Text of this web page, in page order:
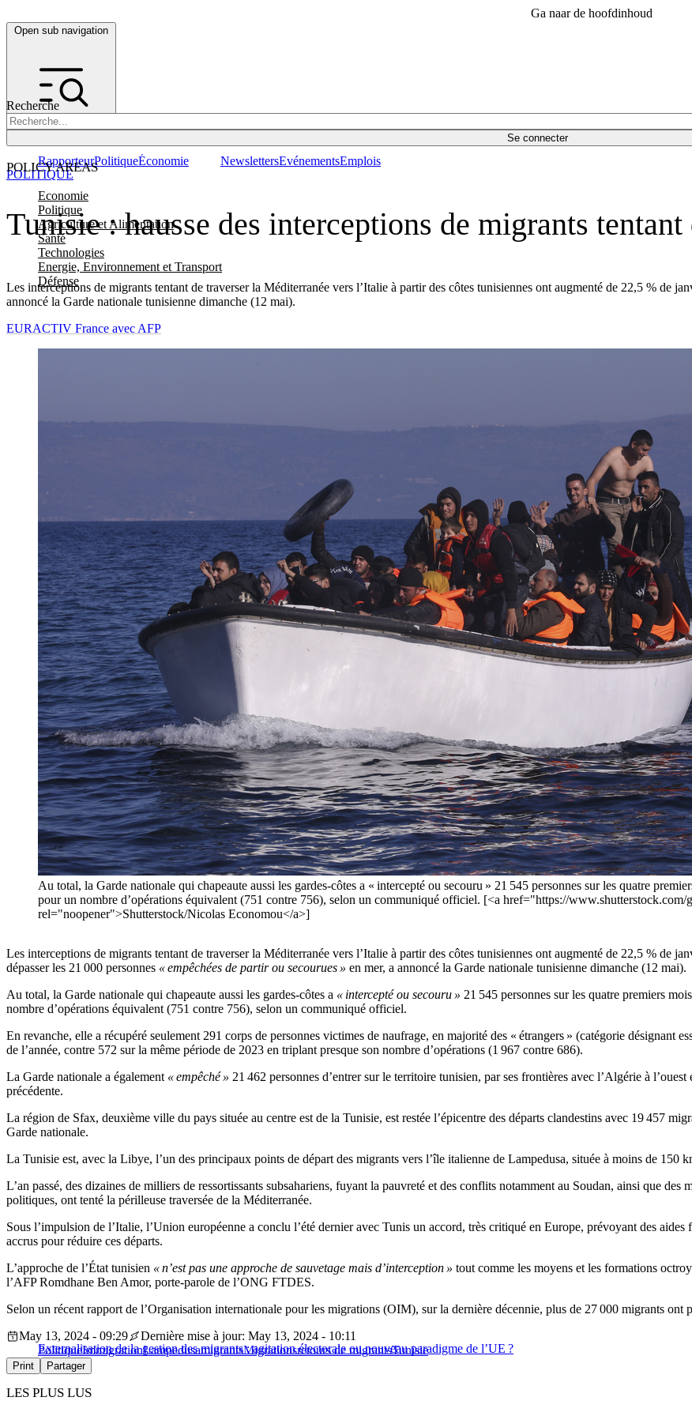
Ga naar de hoofdinhoud
Open sub navigation
Recherche
Se connecter
POLICY AREAS
Economie
Politique
Agriculture et Alimentation
Santé
Technologies
Energie, Environnement et Transport
Défense
RapporteurPolitiqueÉconomie NewslettersEvénementsEmplois
Tunisie : hausse des interceptions de migrants
Les interceptions de migrants tentant de traverser la Méditerranée vers l’Italie à partir des côtes tunisiennes ont augmenté de 22,5 % de
annoncé la Garde nationale tunisienne dimanche (12 mai).
POLITIQUE
EURACTIV France avec AFP
Au total, la Garde nationale qui chapeaute aussi les gardes-côtes a « intercepté ou secouru » 21 545 personnes sur les quatre
pour un nombre d’opérations équivalent (751 contre 756), selon un communiqué officiel. [<a href="https://
rel="noopener">Shutterstock/Nicolas Economou</a>]
Les interceptions de migrants tentant de traverser la Méditerranée vers l’Italie à partir des côtes tunisiennes ont augmenté de 22,5 % de
dépasser les 21 000 personnes « empêchées de partir ou secourues » en mer, a annoncé la Garde nationale tunisienne dimanche (12 mai).
Au total, la Garde nationale qui chapeaute aussi les gardes-côtes a « intercepté ou secouru » 21 545 personnes sur les quatre premiers
nombre d’opérations équivalent (751 contre 756), selon un communiqué officiel.
En revanche, elle a récupéré seulement 291 corps de personnes victimes de naufrage, en majorité des « étrangers » (catégorie désignant
de l’année, contre 572 sur la même période de 2023 en triplant presque son nombre d’opérations (1 967 contre 686).
La Garde nationale a également « empêché » 21 462 personnes d’entrer sur le territoire tunisien, par ses frontières avec l’Algérie à
précédente.
La région de Sfax, deuxième ville du pays située au centre est de la Tunisie, est restée l’épicentre des départs clandestins avec 19 457
Garde nationale.
La Tunisie est, avec la Libye, l’un des principaux points de départ des migrants vers l’île italienne de Lampedusa, située à moins de 150
L’an passé, des dizaines de milliers de ressortissants subsahariens, fuyant la pauvreté et des conflits notamment au Soudan, ainsi que
politiques, ont tenté la périlleuse traversée de la Méditerranée.
Sous l’impulsion de l’Italie, l’Union européenne a conclu l’été dernier avec Tunis un accord, très critiqué en Europe, prévoyant des
accrus pour réduire ces départs.
L’approche de l’État tunisien « n’est pas une approche de sauvetage mais d’interception » tout comme les moyens et les formations
l’AFP Romdhane Ben Amor, porte-parole de l’ONG FTDES.
Selon un récent rapport de l’Organisation internationale pour les migrations (OIM), sur la dernière décennie, plus de 27 000 migrants ont
Externalisation de la gestion des migrants : agitation électorale ou nouveau paradigme de l’UE ?
May 13, 2024 - 09:29
Dernière mise à jour: May 13, 2024 - 10:11
PolitiqueImmigrationLampedusamigrantsMigrationsretours de migrantsTunisie
Print Partager
LES PLUS LUS